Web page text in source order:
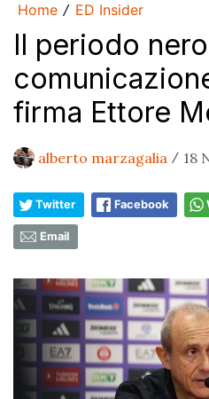
Home / ED Insider
Il periodo
firma Ettore
alberto marzagalia / 18
Twitter Facebook
Email